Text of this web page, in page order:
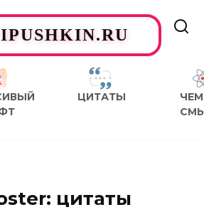
ЦИТАТЫ
ЧЕМ
цитаты